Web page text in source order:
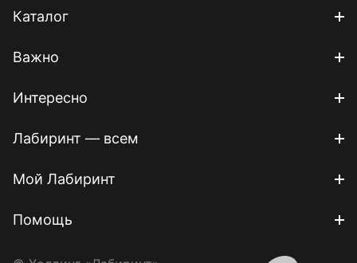
Каталог
Важно
Интересно
Лабиринт — всем
Мой Лабиринт
Помощь